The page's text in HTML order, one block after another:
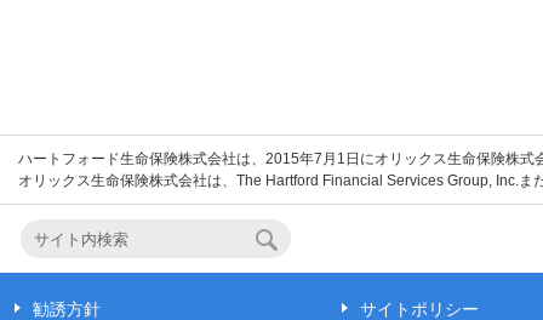
ハートフォード生命保険株式会社は、2015年7月1日にオリックス生命保険株
オリックス生命保険株式会社は、The Hartford Financial Services Group, Inc.ま
勧誘方針
サイトポリシー